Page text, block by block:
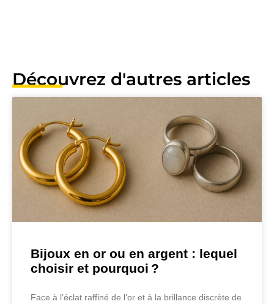
Découvrez d'autres articles
Bijoux en or ou en argent : lequel
choisir et pourquoi ?
Face à l’éclat raffiné de l’or et à la brillance discrète de